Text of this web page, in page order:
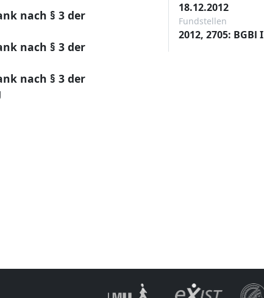
nach § 3 der
nach § 3 der
nach § 3 der
18.12.2012
Fundstellen
2012, 2705: BGBl I